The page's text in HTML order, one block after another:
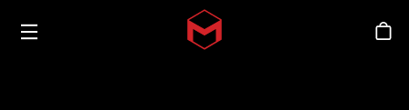
Skip to main content